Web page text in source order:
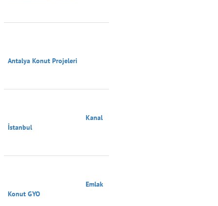
Antalya Konut Projeleri
İstanbul
Konut GYO